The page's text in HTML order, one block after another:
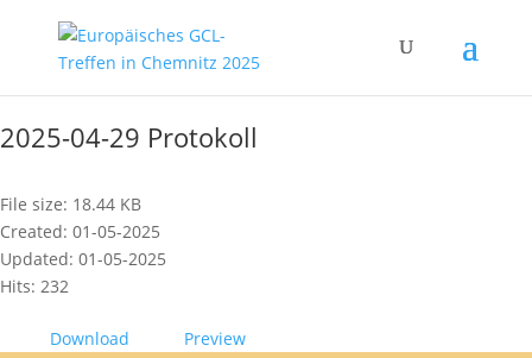
2025-04-29 Protokoll
File size: 18.44 KB
Created: 01-05-2025
Updated: 01-05-2025
Hits: 232
Download Preview